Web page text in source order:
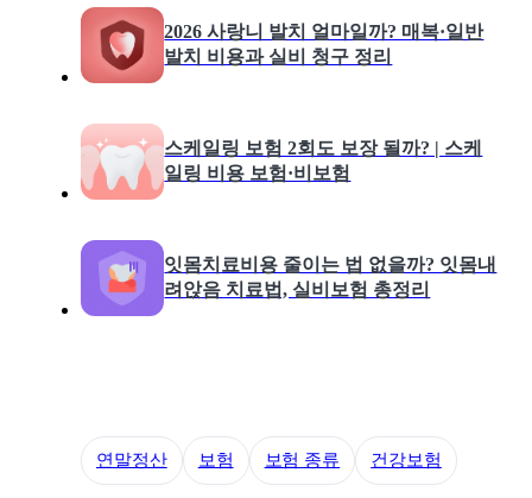
2026 사랑니 발치 얼마일까? 매복·일반
발치 비용과 실비 청구 정리
스케일링 보험 2회도 보장 될까? | 스케
일링 비용 보험·비보험
잇몸치료비용 줄이는 법 없을까? 잇몸내
려앉음 치료법, 실비보험 총정리
연말정산 보험 보험 종류 건강보험